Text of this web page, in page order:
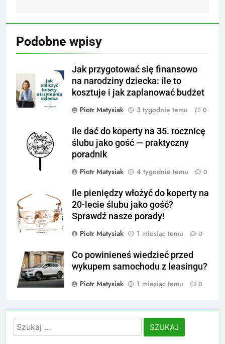
Podobne wpisy
Jak przygotować się finansowo
na narodziny dziecka: ile to
kosztuje i jak zaplanować budżet
Piotr Matysiak
3 tygodnie temu 0
Ile dać do koperty na 35. rocznicę
ślubu jako gość — praktyczny
poradnik
Piotr Matysiak
4 tygodnie temu 0
Ile pieniędzy włożyć do koperty na
20-lecie ślubu jako gość?
Sprawdź nasze porady!
Piotr Matysiak
1 miesiąc temu 0
Co powinieneś wiedzieć przed
wykupem samochodu z leasingu?
Piotr Matysiak
1 miesiąc temu 0
Szukaj: